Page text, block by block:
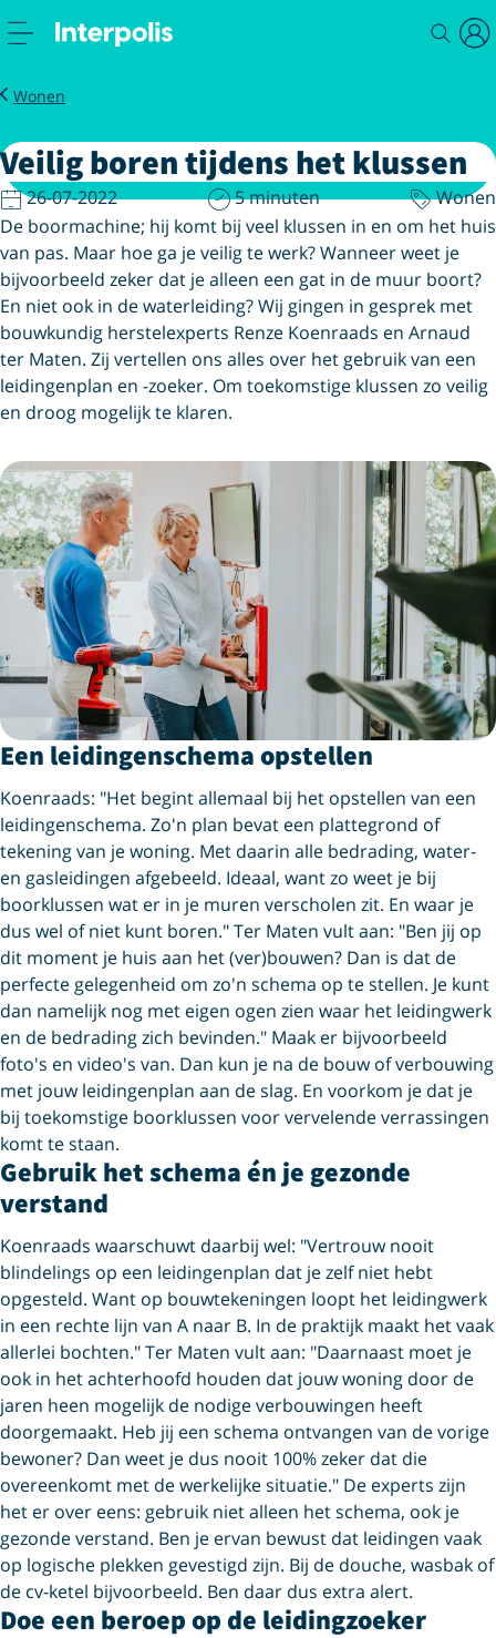
Magazine
Wonen
Veilig boren tijdens het klussen
Veilig boren tijdens het klussen
26-07-2022 5 minuten
Wonen
De boormachine; hij komt bij veel klussen in en om het huis
van pas. Maar hoe ga je veilig te werk? Wanneer weet je
bijvoorbeeld zeker dat je alleen een gat in de muur boort?
En niet ook in de waterleiding? Wij gingen in gesprek met
bouwkundig herstelexperts Renze Koenraads en Arnaud
ter Maten. Zij vertellen ons alles over het gebruik van een
leidingenplan en -zoeker. Om toekomstige klussen zo veilig
en droog mogelijk te klaren.
Een leidingenschema opstellen
Koenraads: "Het begint allemaal bij het opstellen van een
leidingenschema. Zo'n plan bevat een plattegrond of
tekening van je woning. Met daarin alle bedrading, water-
en gasleidingen afgebeeld. Ideaal, want zo weet je bij
boorklussen wat er in je muren verscholen zit. En waar je
dus wel of niet kunt boren." Ter Maten vult aan: "Ben jij op
dit moment je huis aan het (ver)bouwen? Dan is dat de
perfecte gelegenheid om zo'n schema op te stellen. Je kunt
dan namelijk nog met eigen ogen zien waar het leidingwerk
en de bedrading zich bevinden." Maak er bijvoorbeeld
foto's en video's van. Dan kun je na de bouw of verbouwing
met jouw leidingenplan aan de slag. En voorkom je dat je
bij toekomstige boorklussen voor vervelende verrassingen
komt te staan.
Gebruik het schema én je gezonde
verstand
Koenraads waarschuwt daarbij wel: "Vertrouw nooit
blindelings op een leidingenplan dat je zelf niet hebt
opgesteld. Want op bouwtekeningen loopt het leidingwerk
in een rechte lijn van A naar B. In de praktijk maakt het vaak
allerlei bochten." Ter Maten vult aan: "Daarnaast moet je
ook in het achterhoofd houden dat jouw woning door de
jaren heen mogelijk de nodige verbouwingen heeft
doorgemaakt. Heb jij een schema ontvangen van de vorige
bewoner? Dan weet je dus nooit 100% zeker dat die
overeenkomt met de werkelijke situatie." De experts zijn
het er over eens: gebruik niet alleen het schema, ook je
gezonde verstand. Ben je ervan bewust dat leidingen vaak
op logische plekken gevestigd zijn. Bij de douche, wasbak of
de cv-ketel bijvoorbeeld. Ben daar dus extra alert.
Doe een beroep op de leidingzoeker